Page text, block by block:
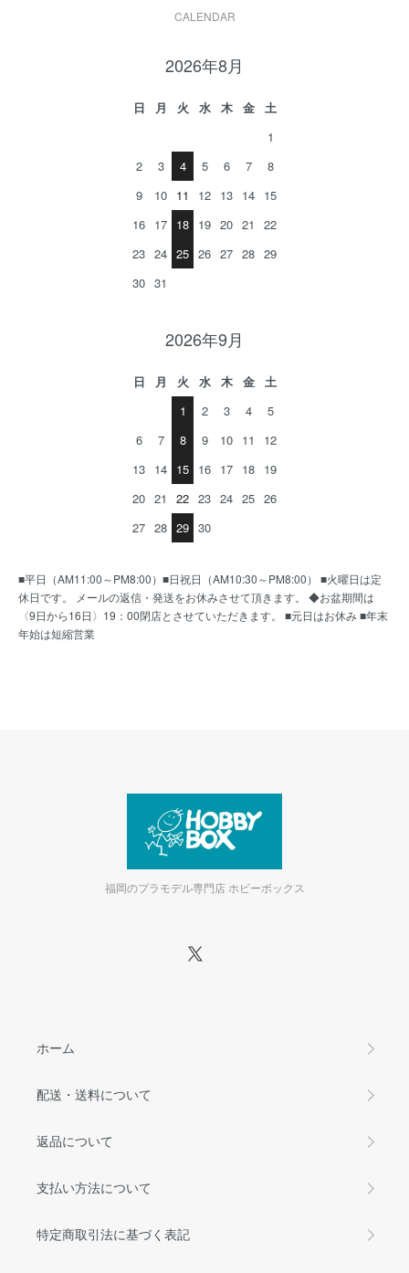
CALENDAR
2026年8月
日 月 火 水 木 金
土
1
2
3 4 5 6 7
8
9
10 11 12 13 14 15
16 17 18 19 20 21
22
23 24 25 26 27 28 29
30 31
2026年9月
日 月 火 水 木 金
土
1
2 3 4
5
6
7 8 9 10 11
12
13 14 15 16 17 18 19
20 21 22 23 24 25 26
27 28 29 30
■平日（AM11:00～PM8:00）■日祝日（AM10:30～PM8:00） ■火曜日は定
休日です。 メールの返信・発送をお休みさせて頂きます。 ◆お盆期間は
〈9日から16日〉19：00閉店とさせていただきます。 ■元日はお休み ■年末
年始は短縮営業
福岡のプラモデル専門店 ホビーボックス
ホーム
配送・送料について
返品について
支払い方法について
特定商取引法に基づく表記